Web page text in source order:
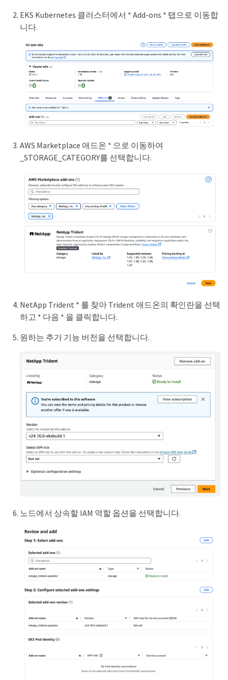
EKS Kubernetes 클러스터에서 * Add-ons * 탭으로 이동합
니다.
AWS Marketplace 애드온 * 으로 이동하여
_STORAGE_CATEGORY를 선택합니다.
NetApp Trident * 를 찾아 Trident 애드온의 확인란을 선택
하고 * 다음 * 을 클릭합니다.
원하는 추가 기능 버전을 선택합니다.
노드에서 상속할 IAM 역할 옵션을 선택합니다.